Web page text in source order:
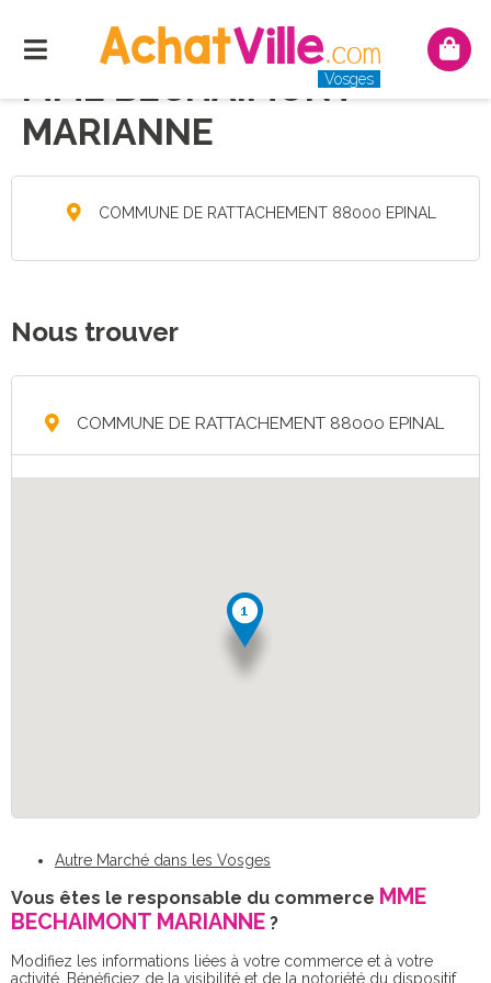
Menu
Vosges
Mon
MME BECHAIMONT
MARIANNE
COMMUNE DE RATTACHEMENT 88000 EPINAL
Nous trouver
COMMUNE DE RATTACHEMENT 88000 EPINAL
Autre Marché dans les Vosges
Vous êtes le responsable du commerce MME
BECHAIMONT MARIANNE ?
Modifiez les informations liées à votre commerce et à votre
activité. Bénéficiez de la visibilité et de la notoriété du dispositif